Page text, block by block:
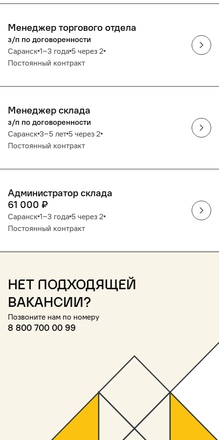
Менеджер торгового отдела
з/п по договоренности
Саранск 1‒3 года 5 через 2
Постоянный контракт
Менеджер склада
з/п по договоренности
Саранск 3‒5 лет 5 через 2
Постоянный контракт
Администратор склада
61 000 ₽
Саранск 1‒3 года 5 через 2
Постоянный контракт
Нет подходящей
вакансии?
Позвоните нам по номеру
8 800 700 00 99